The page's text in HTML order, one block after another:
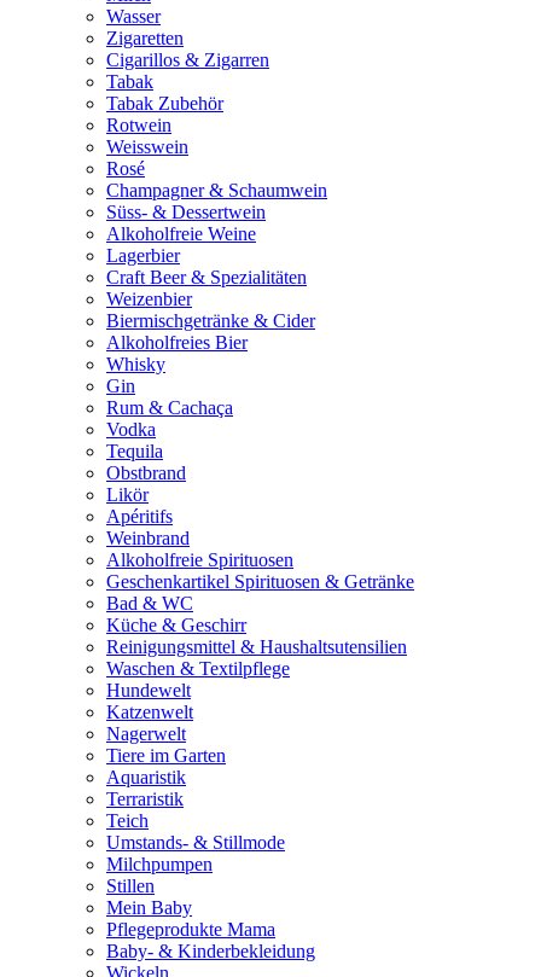
Wasser
Zigaretten
Cigarillos & Zigarren
Tabak
Tabak Zubehör
Rotwein
Weisswein
Rosé
Champagner & Schaumwein
Süss- & Dessertwein
Alkoholfreie Weine
Lagerbier
Craft Beer & Spezialitäten
Weizenbier
Biermischgetränke & Cider
Alkoholfreies Bier
Whisky
Gin
Rum & Cachaça
Vodka
Tequila
Obstbrand
Likör
Apéritifs
Weinbrand
Alkoholfreie Spirituosen
Geschenkartikel Spirituosen & Getränke
Bad & WC
Küche & Geschirr
Reinigungsmittel & Haushaltsutensilien
Waschen & Textilpflege
Hundewelt
Katzenwelt
Nagerwelt
Tiere im Garten
Aquaristik
Terraristik
Teich
Umstands- & Stillmode
Milchpumpen
Stillen
Mein Baby
Pflegeprodukte Mama
Baby- & Kinderbekleidung
Wickeln